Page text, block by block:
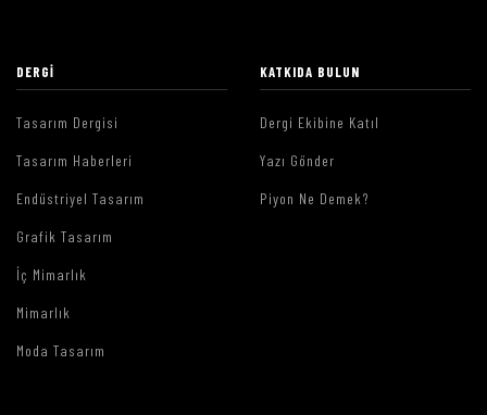
DERGI
Tasarım Dergisi
Tasarım Haberleri
Endüstriyel Tasarım
Grafik Tasarım
İç Mimarlık
Mimarlık
Moda Tasarım
KATKIDA BULUN
Dergi Ekibine Katıl
Yazı Gönder
Piyon Ne Demek?